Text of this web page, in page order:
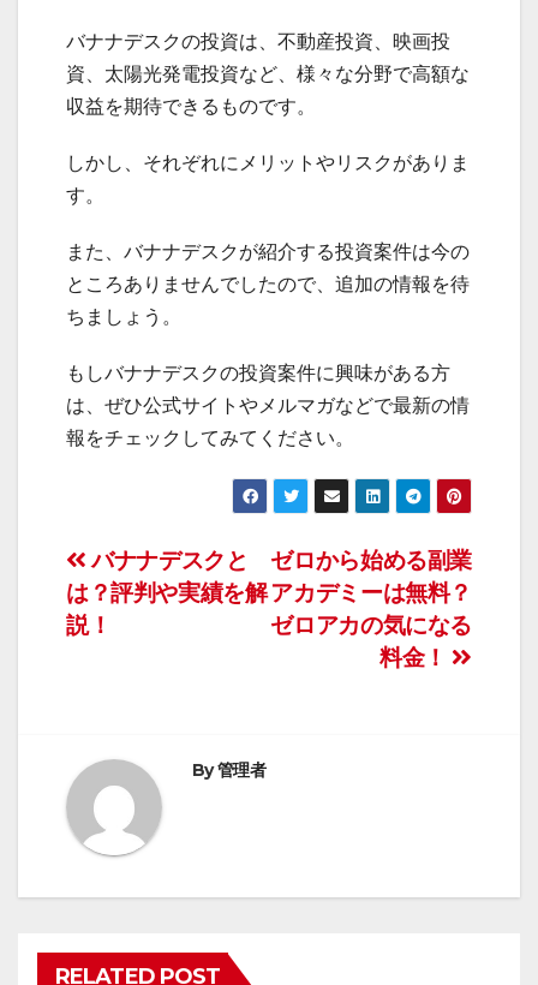
バナナデスクの投資は、不動産投資、映画投
資、太陽光発電投資など、様々な分野で高額な
収益を期待できるものです。
しかし、それぞれにメリットやリスクがありま
す。
また、バナナデスクが紹介する投資案件は今の
ところありませんでしたので、追加の情報を待
ちましょう。
もしバナナデスクの投資案件に興味がある方
は、ぜひ公式サイトやメルマガなどで最新の情
報をチェックしてみてください。
投
稿
ゲ
ー
シ
ン
ゼロから始める副業
アカデミーは無料？
ゼロアカの気になる
料金！
バナナデスクと
は？評判や実績を解
説！
By管理者
RELATED POST